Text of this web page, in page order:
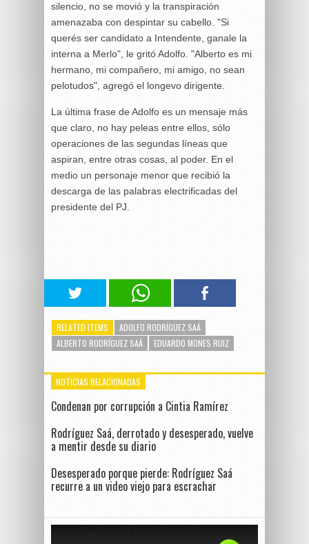
silencio, no se movió y la transpiración
amenazaba con despintar su cabello. "Si
querés ser candidato a Intendente, ganale la
interna a Merlo", le gritó Adolfo. "Alberto es mi
hermano, mi compañero, mi amigo, no sean
pelotudos", agregó el longevo dirigente.
La última frase de Adolfo es un mensaje más
que claro, no hay peleas entre ellos, sólo
operaciones de las segundas líneas que
aspiran, entre otras cosas, al poder. En el
medio un personaje menor que recibió la
descarga de las palabras electrificadas del
presidente del PJ.
RELATED ITEMS
ADOLFO RODRÍGUEZ SAÁ
ALBERTO RODRÍGUEZ SAÁ
EDUARDO MONES RUIZ
NOTICIAS RELACIONADAS
Condenan por corrupción a Cintia Ramírez
Rodríguez Saá, derrotado y desesperado, vuelve
a mentir desde su diario
Desesperado porque pierde: Rodríguez Saá
recurre a un video viejo para escrachar